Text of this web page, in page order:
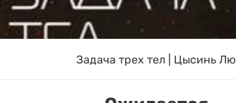
Задача трех тел | Цысинь Лю